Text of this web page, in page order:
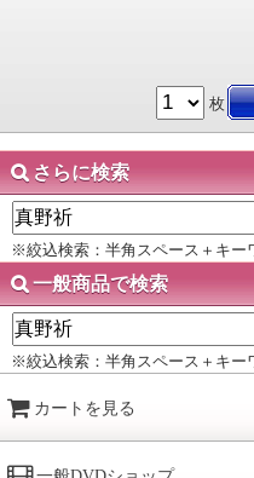
枚
さらに検索
※絞込検索：半角スペース＋キー
一般商品で検索
※絞込検索：半角スペース＋キー
カートを見る